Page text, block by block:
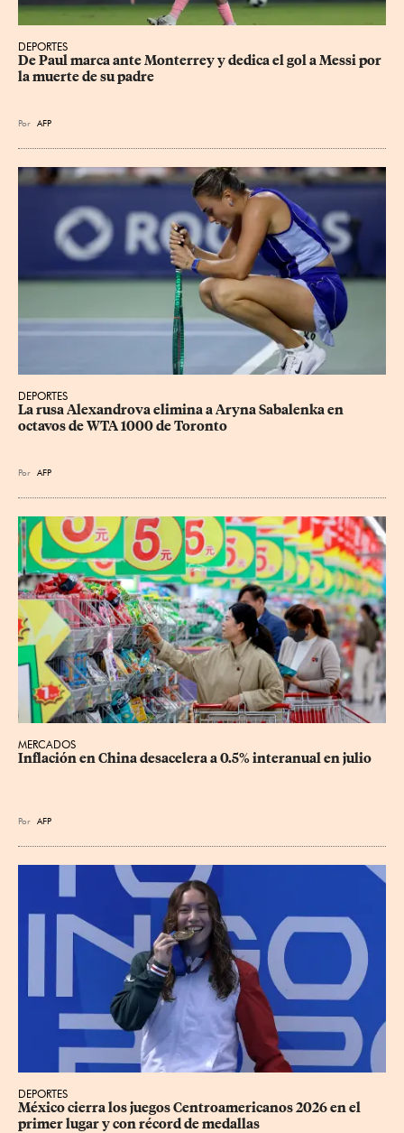
DEPORTES
De Paul marca ante Monterrey y dedica el gol a Messi por
la muerte de su padre
Por AFP
DEPORTES
La rusa Alexandrova elimina a Aryna Sabalenka en
octavos de WTA 1000 de Toronto
Por AFP
MERCADOS
Inflación en China desacelera a 0.5% interanual en julio
Por AFP
DEPORTES
México cierra los juegos Centroamericanos 2026 en el
primer lugar y con récord de medallas